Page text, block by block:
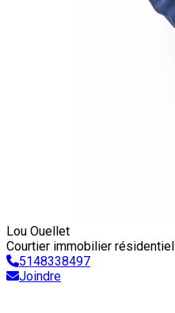
Lou Ouellet
Courtier immobilier résidentiel
5148338497
Joindre